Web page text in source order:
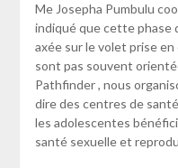
Me Josepha Pumbulu
indiqué que cette
axée sur le volet prise
sont pas souvent
Pathfinder , nous
dire des centres de
les adolescentes
santé sexuelle et